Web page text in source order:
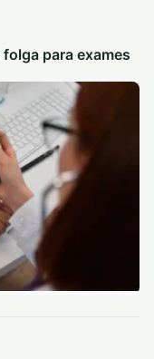
para exames